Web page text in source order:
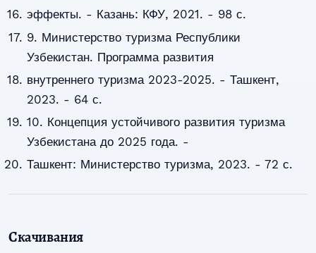
эффекты. - Казань: КФУ, 2021. - 98 с.
9. Министерство туризма Республики
Узбекистан. Программа развития
внутреннего туризма 2023-2025. - Ташкент,
2023. - 64 с.
10. Концепция устойчивого развития туризма
Узбекистана до 2025 года. -
Ташкент: Министерство туризма, 2023. - 72 с.
Скачивания